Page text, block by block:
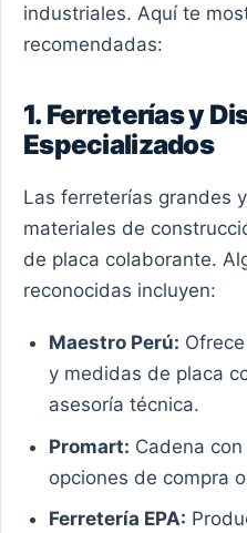
industriales. Aquí te
recomendadas:
1. Ferreterías y
Especializados
Las ferreterías grandes
materiales de
de placa colaborante.
reconocidas incluyen:
Maestro Perú:
y medidas de placa
asesoría técnica.
Promart: Cadena
opciones de compra
Ferretería EPA: